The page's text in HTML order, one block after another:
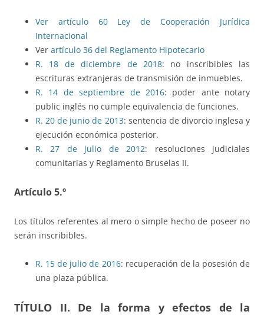
Ver artículo 60 Ley de Cooperación Jurídica
Internacional
Ver artículo 36 del Reglamento Hipotecario
R. 18 de diciembre de 2018: no inscribibles las
escrituras extranjeras de transmisión de inmuebles.
R. 14 de septiembre de 2016: poder ante notary
public inglés no cumple equivalencia de funciones.
R.20 de junio de 2013: sentencia de divorcio inglesa y
ejecución económica posterior.
R.27 de julio de 2012: resoluciones judiciales
comunitarias y Reglamento Bruselas II.
Artículo 5.º
Los títulos referentes al mero o simple hecho de poseer no
serán inscribibles.
R. 15 de julio de 2016: recuperación de la posesión de
una plaza pública.
TÍTULO II. De la forma y efectos de la